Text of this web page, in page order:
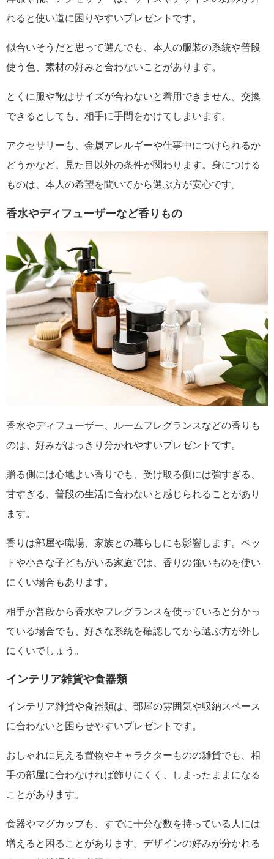
れると使い道に困りやすいプレゼントです。
似合いそうだと思って選んでも、本人の服装の系統や普段
使う色、素材の好みと合わないことがあります。
とくに服や靴はサイズが合わないと着用できません。交換
できるとしても、相手に手間をかけてしまいます。
アクセサリーも、金属アレルギーや仕事中につけられるか
どうかなど、見た目以外の条件が関わります。身につける
ものは、本人の希望を聞いてから選ぶ方が安心です。
香水やディフューザーなど香りもの
香水やディフューザー、ルームフレグランスなどの香りも
のは、好みがはっきり分かれやすいプレゼントです。
贈る側には心地よい香りでも、受け取る側には強すぎる、
甘すぎる、普段の生活に合わないと感じられることがあり
ます。
香りは部屋や職場、家族との暮らしにも影響します。ペッ
トや小さな子どもがいる家庭では、香りの強いものを使い
にくい場合もあります。
相手が普段から香水やフレグランスを使っていると分かっ
ている場合でも、好きな系統を確認してから選ぶ方が外し
にくいでしょう。
インテリア雑貨や食器類
インテリア雑貨や食器類は、部屋の雰囲気や収納スペース
に合わないと困らせやすいプレゼントです。
おしゃれに見える置物やキャラクターものの雑貨でも、相
手の部屋に合わなければ飾りにくく、しまったままになる
ことがあります。
食器やマグカップも、すでに十分な数を持っている人には
増えると困ることがあります。デザインの好みが分かれる